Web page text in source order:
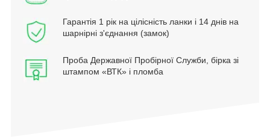
Гарантія 1 рік на цілісність ланки і 14 днів на
шарнірні з'єднання (замок)
Проба Державної Пробірної Служби, бірка зі
штампом «ВТК» і пломба